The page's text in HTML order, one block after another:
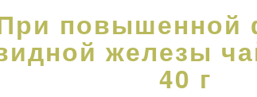
повышенной
железы
40 г